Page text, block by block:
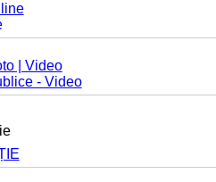
| Video
- Video